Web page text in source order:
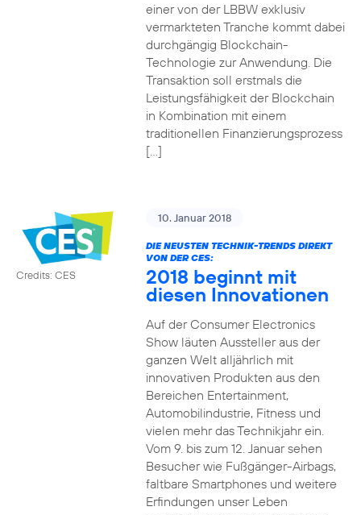
einer von der LBBW exklusiv
vermarkteten Tranche kommt dabei
durchgängig Blockchain-
Technologie zur Anwendung. Die
Transaktion soll erstmals die
Leistungsfähigkeit der Blockchain
in Kombination mit einem
traditionellen Finanzierungsprozess
[…]
Credits: CES
10. Januar 2018
DIE NEUSTEN TECHNIK-TRENDS DIREKT
VON DER CES:
2018 beginnt mit
diesen Innovationen
Auf der Consumer Electronics
Show läuten Aussteller aus der
ganzen Welt alljährlich mit
innovativen Produkten aus den
Bereichen Entertainment,
Automobilindustrie, Fitness und
vielen mehr das Technikjahr ein.
Vom 9. bis zum 12. Januar sehen
Besucher wie Fußgänger-Airbags,
faltbare Smartphones und weitere
Erfindungen unser Leben